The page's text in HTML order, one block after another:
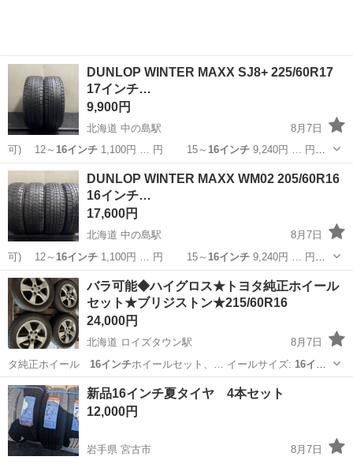
DUNLOP WINTER MAXX SJ8+ 225/60R17
17インチ…
9,900円
北海道 中の島駅
8月7日
可) 12～ 16インチ1,100円 … 円 15～ 16インチ9,240円 … 円
15～16インチ10,560円… 】 15～16インチ11,880円… ■組
替16インチまで 1,10...
北海道 札幌市
DUNLOP WINTER MAXX WM02 205/60R16
16インチ…
17,600円
北海道 中の島駅
8月7日
可) 12～ 16インチ1,100円 … 円 15～ 16インチ9,240円 … 円
15～16インチ10,560円… 】 15～16インチ11,880円… ■組
替16インチまで 1,10...
北海道 札幌市 中の島駅 タイヤ、ホイール 16インチ
バラ可能◆ハイグロス★トヨタ純正ホイール
セット★ブリジストン★215/60R16
24,000円
北海道 ロイズタウン駅
8月7日
タ純正ホイール 16インチホイールセット、… イールサイズ: 16イン
チ6.5JJ -…
北海道 石狩郡 ロイズタウン駅 タイヤ、ホイール
ホイール
新品16インチ夏タイヤ 4本セット
12,000円
岩手県 宮古市
8月7日